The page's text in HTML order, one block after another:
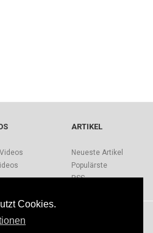
Cookies.
ARTIKEL
Neueste Artikel
Populärste
RSS
Quellen